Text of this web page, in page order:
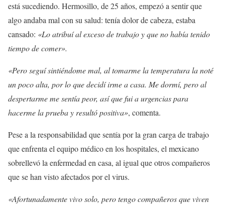
está sucediendo. Hermosillo, de 25 años, empezó a sentir que
algo andaba mal con su salud: tenía dolor de cabeza, estaba
cansado: «Lo atribuí al exceso de trabajo y que no había tenido
tiempo de comer».
«Pero seguí sintiéndome mal, al tomarme la temperatura la noté
un poco alta, por lo que decidí irme a casa. Me dormí, pero al
despertarme me sentía peor, así que fui a urgencias para
hacerme la prueba y resultó positiva», comenta.
Pese a la responsabilidad que sentía por la gran carga de trabajo
que enfrenta el equipo médico en los hospitales, el mexicano
sobrellevó la enfermedad en casa, al igual que otros compañeros
que se han visto afectados por el virus.
«Afortunadamente vivo solo, pero tengo compañeros que viven